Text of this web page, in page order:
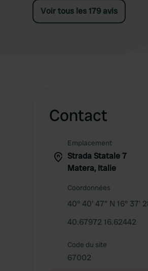
quatre pour ses hôtes.
recommandé ! Merci,
Voir tous les 179 avis
Contact
Emplacement
Strada Statale 7
Matera, Italie
Coordonnées
40° 40' 47" N 16° 37'
40.67972 16.62442
Code du site
67002